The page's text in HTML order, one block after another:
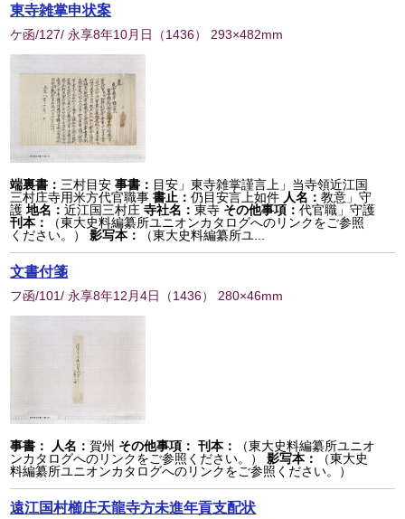
東寺雑掌申状案
ケ函/127/ 永享8年10月日 （1436） 293×482mm
端裏書： 三村目安 事書： 目安」東寺雑掌謹言上」当寺領近江国
三村庄寺用米方代官職事書止：仍目安言上如件 人名：教意」守
護 地名：近江国三村庄 寺社名：東寺 その他事項：代官職」守護
刊本：
（東大史料編纂所ユニオンカタログへのリンクをご参照
ください。）
影写本： （東大史料編纂所ユ...
文書付箋
フ函/101/ 永享8年12月4日 （1436） 280×46mm
事書： 人名：賀州 その他事項： 刊本：
（東大史料編纂所ユニオ
ンカタログへのリンクをご参照ください。）
影写本：
（東大史
料編纂所ユニオンカタログへのリンクをご参照ください。）
遠江国村櫛庄天龍寺方未進年貢支配状